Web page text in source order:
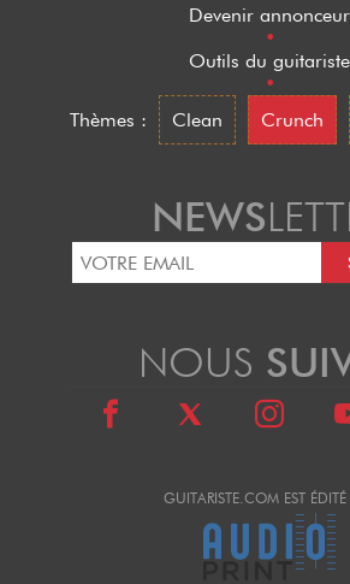
Devenir annonceur
•
Outils du guitariste
•
Thèmes :
Clean Crunch
NEWS
GUITARISTE.COM EST ÉDITÉ
NOUS